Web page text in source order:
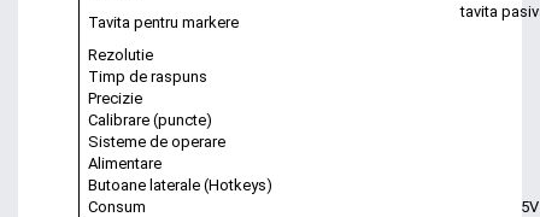
Tavita pentru markere
tavita
Rezolutie
Timp de raspuns
Precizie
Calibrare (puncte)
Sisteme de operare
Alimentare
Butoane laterale (Hotkeys)
Consum